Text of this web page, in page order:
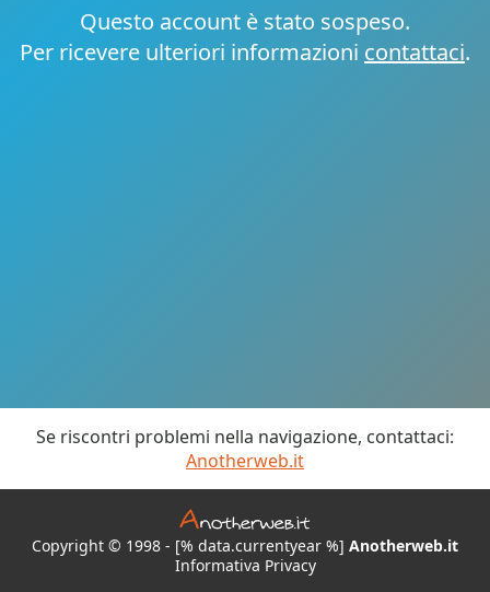
Questo account è stato sospeso.
Per ricevere ulteriori informazioni contattaci.
Se riscontri problemi nella navigazione, contattaci:
Anotherweb.it
Copyright © 1998 - [% data.currentyear %] Anotherweb.it
Informativa Privacy